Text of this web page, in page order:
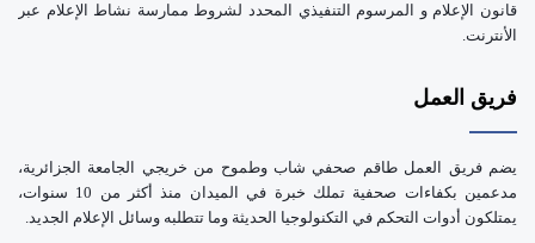
قانون الإعلام و المرسوم التنفيذي المحدد لشروط ممارسة نشاط الإعلام عبر
الأنترنت.
فريق العمل
يضم فريق العمل طاقم صحفي شاب وطموح من خريجي الجامعة الجزائرية،
مدعمين بكفاءات صحفية تملك خبرة في الميدان منذ أكثر من 10 سنوات،
يمتلكون أدوات التحكم في التكنولوجيا الحديثة وما تتطلبه وسائل الإعلام الجديد.